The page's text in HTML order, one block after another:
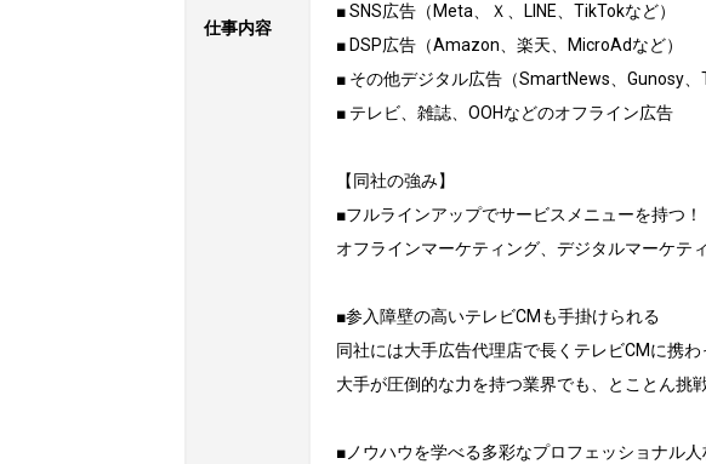
仕事内容
■ SNS広告（Meta、Ｘ、LINE、TikTokなど）
■ DSP広告（Amazon、楽天、MicroAdなど）
■ その他デジタル広告（SmartNews、Gunosy
■ テレビ、雑誌、OOHなどのオフライン広告
【同社の強み】
■フルラインアップでサービスメニューを持つ！
オフラインマーケティング、デジタルマーケテ
■参入障壁の高いテレビCMも手掛けられる
同社には大手広告代理店で長くテレビCMに携
大手が圧倒的な力を持つ業界でも、とことん挑
■ノウハウを学べる多彩なプロフェッショナル人